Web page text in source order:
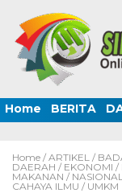
Home BERITA
Home / ARTIKEL /
DAERAH / EKONOMI /
MAKANAN /
CAHAYA ILMU / UMKM